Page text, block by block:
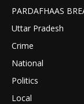
PARDAFHAAS
Uttar Pradesh
Crime
National
Politics
Local